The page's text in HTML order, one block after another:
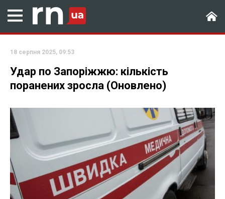
18 серпня 2025, 09:53
Удар по Запоріжжю: кількість
поранених зросла (Оновлено)